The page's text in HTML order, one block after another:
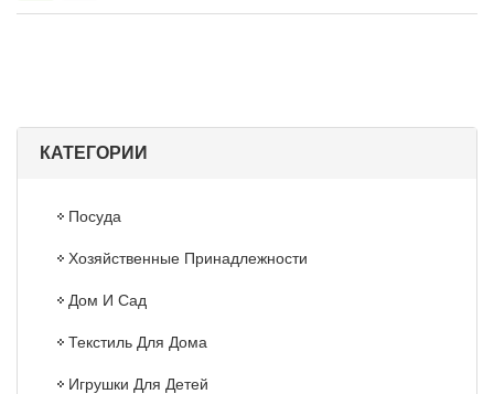
КАТЕГОРИИ
Посуда
Хозяйственные Принадлежности
Дом И Сад
Текстиль Для Дома
Игрушки Для Детей